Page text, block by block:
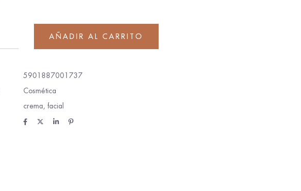
AÑADIR AL CARRITO
5901887001737
Cosmética
crema, facial